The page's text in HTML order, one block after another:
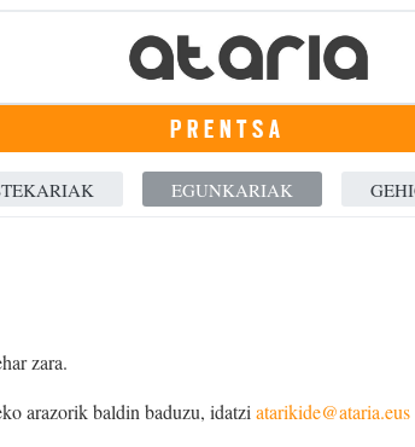
PRENTSA
EGUNKARIAK
zara.
arazorik baldin baduzu, idatziatarikide@ataria.eus